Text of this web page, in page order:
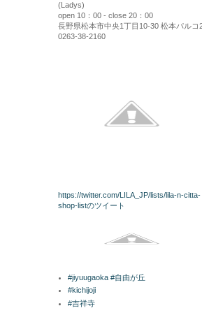
(Ladys)
open 10：00 - close 20：00
長野県松本市中央1丁目10-30 松本パルコ
0263-38-2160
https://twitter.com/LILA_JP/lists/lila-n-citta-
shop-listのツイート
Facebook
#jiyuugaoka #自由が丘
#kichijoji
#吉祥寺